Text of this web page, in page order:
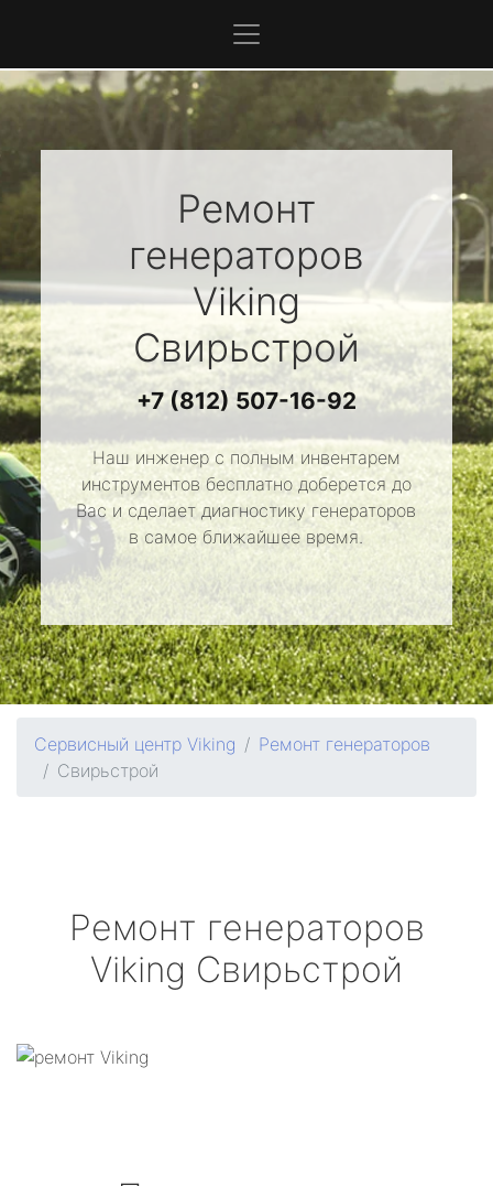
Ремонт
генераторов
Viking
Свирьстрой
+7 (812) 507-16-92
Наш инженер с полным инвентарем
инструментов бесплатно доберется до
Вас и сделает диагностику генераторов
в самое ближайшее время.
Сервисный центр Viking
Ремонт генераторов
Свирьстрой
Ремонт генераторов
Viking Свирьстрой